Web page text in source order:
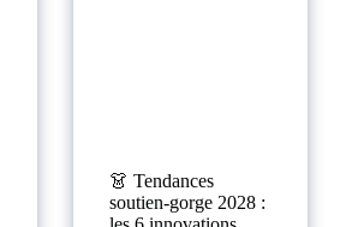
👗 Tendances
soutien-gorge 2028 :